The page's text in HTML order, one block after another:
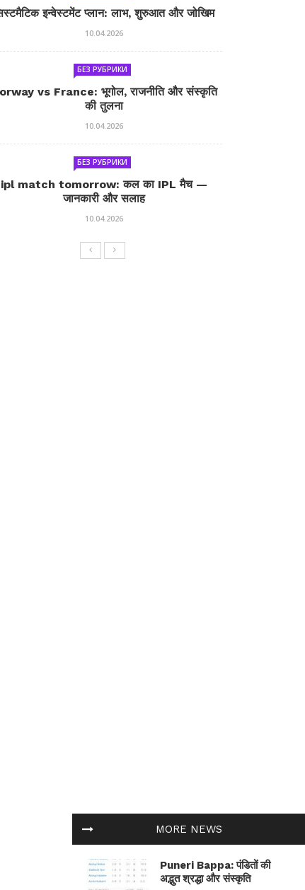
MORE NEWS
Puneri Bappa: पंडितों की
अद्भुत श्रद्धा और संस्कृति
इन्वेस्टमेंट प्लान: लाभ, शुरुआत और जोखिम
10.04.2026
БЕЗ РУБРИКИ
vs France: भूगोल, राजनीति और संस्कृति
की तुलना
10.04.2026
БЕЗ РУБРИКИ
ipl match tomorrow: कल का IPL मैच —
जानकारी और सलाह
10.04.2026